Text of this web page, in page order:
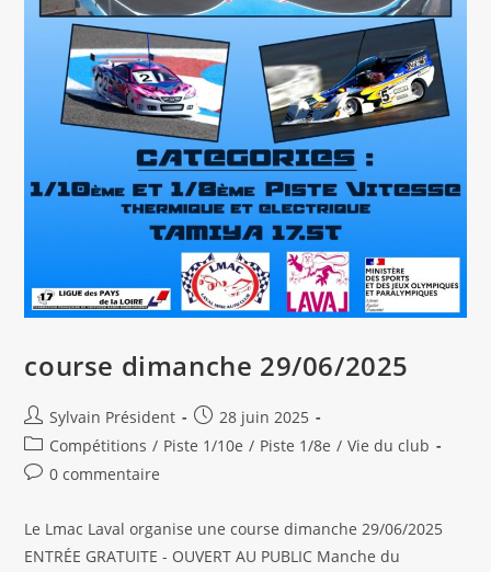
course dimanche 29/06/2025
Auteur/autrice
de
la
publication :
Sylvain Président
Publication
publiée :
28 juin 2025
Post
category:
Compétitions / Piste 1/10e / Piste 1/8e / Vie du club
Commentaires
la
publication :
0 commentaire
Le Lmac Laval organise une course dimanche 29/06/2025
ENTRÉE GRATUITE - OUVERT AU PUBLIC Manche du